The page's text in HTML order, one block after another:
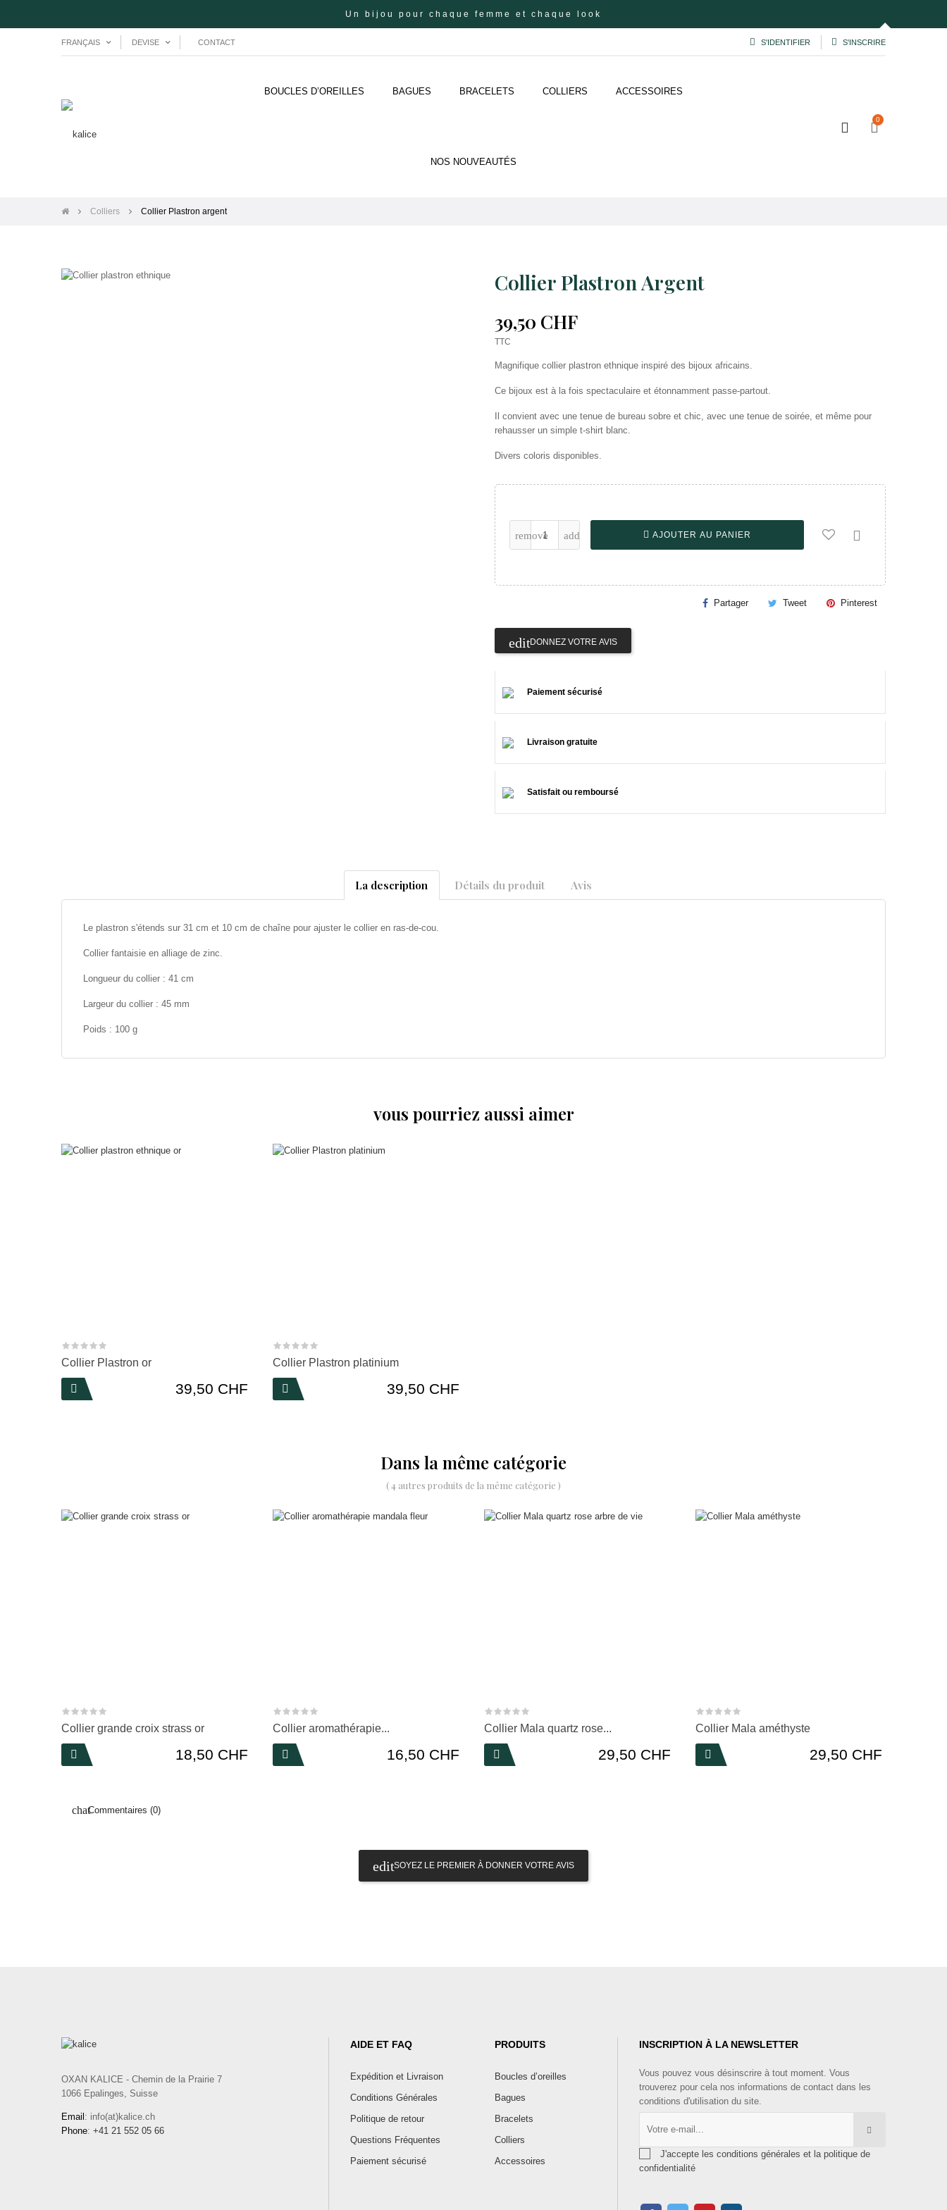
Un bijou pour chaque femme et chaque look
FRANÇAIS DEVISE CONTACT S'IDENTIFIER S'INSCRIRE
BOUCLES D’OREILLES BAGUES BRACELETS COLLIERS ACCESSOIRES
NOS NOUVEAUTÉS
0
Colliers Collier Plastron argent
Collier Plastron Argent
39,50 CHF
TTC
Magnifique collier plastron ethnique inspiré des bijoux africains.
Ce bijoux est à la fois spectaculaire et étonnamment passe-partout.
Il convient avec une tenue de bureau sobre et chic, avec une tenue de soirée, et même pour
rehausser un simple t-shirt blanc.
Divers coloris disponibles.
AJOUTER AU PANIER 
Partager Tweet Pinterest
DONNEZ VOTRE AVIS
Paiement sécurisé
Livraison gratuite
Satisfait ou remboursé
La description Détails du produit Avis
Le plastron s'étends sur 31 cm et 10 cm de chaîne pour ajuster le collier en ras-de-cou.
Collier fantaisie en alliage de zinc.
Longueur du collier : 41 cm
Largeur du collier : 45 mm
Poids : 100 g
vous pourriez aussi aimer
Collier Plastron or
 Prix
39,50 CHF
Collier Plastron platinium
 Prix
39,50 CHF
Dans la même catégorie
( 4 autres produits de la même catégorie )
Collier grande croix strass or
 Prix
18,50 CHF
Collier aromathérapie...
 Prix
16,50 CHF
Collier Mala quartz rose...
 Prix
29,50 CHF
Collier Mala améthyste
 Prix
29,50 CHF
Commentaires (0)
SOYEZ LE PREMIER À DONNER VOTRE AVIS
OXAN KALICE - Chemin de la Prairie 7
1066 Epalinges, Suisse
Email : info(at)kalice.ch
Phone: +41 21 552 05 66
AIDE ET FAQ
Expédition et Livraison
Conditions Générales
Politique de retour
Questions Fréquentes
Paiement sécurisé
PRODUITS
Boucles d’oreilles
Bagues
Bracelets
Colliers
Accessoires
INSCRIPTION À LA NEWSLETTER
Vous pouvez vous désinscrire à tout moment. Vous
trouverez pour cela nos informations de contact dans les
conditions d'utilisation du site.
J'accepte les conditions générales et la politique de
confidentialité